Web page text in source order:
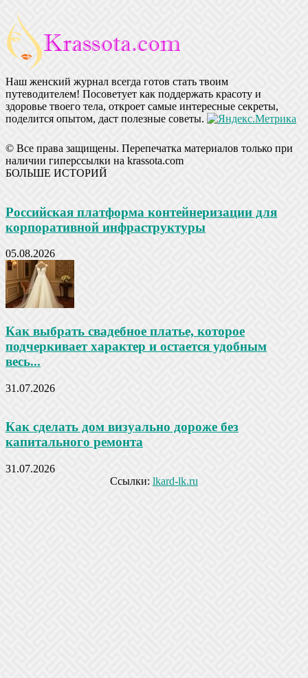
Наш женский журнал всегда готов стать твоим
путеводителем! Посоветует как поддержать красоту и
здоровье твоего тела, откроет самые интересные секреты,
поделится опытом, даст полезные советы.
© Все права защищены. Перепечатка материалов только при
наличии гиперссылки на krassota.com
БОЛЬШЕ ИСТОРИЙ
Российская платформа контейнеризации для
корпоративной инфраструктуры
05.08.2026
Как выбрать свадебное платье, которое
подчеркивает характер и остается удобным
весь...
31.07.2026
Как сделать дом визуально дороже без
капитального ремонта
31.07.2026
Ссылки: lkard-lk.ru